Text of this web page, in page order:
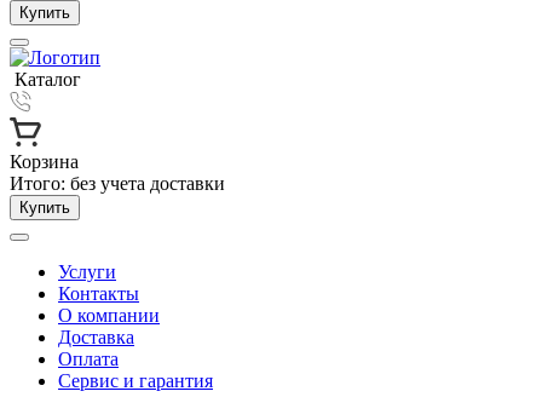
Купить
Каталог
Корзина
Итого: без учета доставки
Купить
Услуги
Контакты
О компании
Доставка
Оплата
Сервис и гарантия